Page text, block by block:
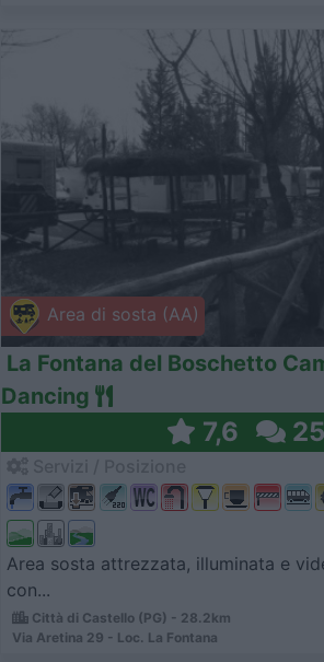
Area di sosta (AA)
La Fontana del Boschetto
Dancing
7,6 25
Area sosta attrezzata, illuminata e
con...
Città di Castello (PG) - 28.2km
Via Aretina 29 - Loc. La Fontana